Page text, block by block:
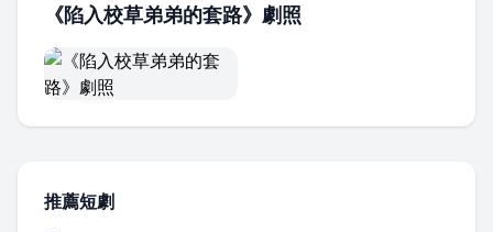
《陷入校草弟弟的套路》劇照
推薦短劇